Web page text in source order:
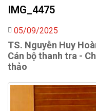
IMG_4475
05/09/2025
TS. Nguyễn Huy
Cán bộ thanh tra -
thảo